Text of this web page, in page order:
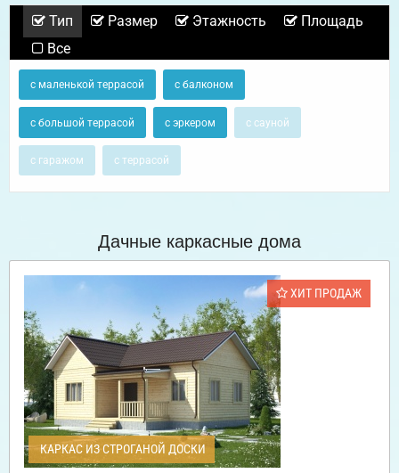
Тип Размер Этажность
Площадь
Все
с маленькой террасой с балконом
с большой террасой с эркером с сауной
с гаражом с террасой
Дачные каркасные дома
ХИТ ПРОДАЖ
КАРКАС ИЗ СТРОГАНОЙ ДОСКИ